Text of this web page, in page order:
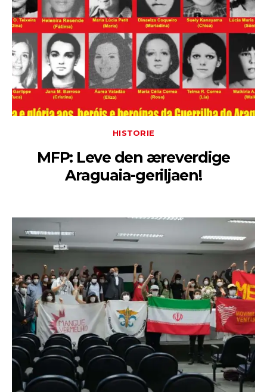
HISTORIE
MFP: Leve den æreverdige
Araguaia-geriljaen!